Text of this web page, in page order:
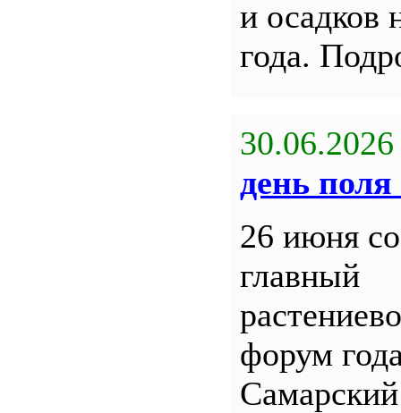
и осадков
года.
30.06.2026
день поля
26 июня
главный
форум